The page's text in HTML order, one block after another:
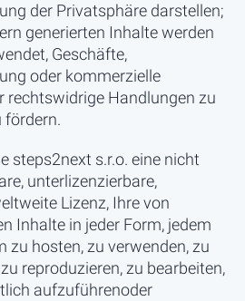
der Privatsphäre darstellen;
generierten Inhalte werden
Geschäfte,
oder kommerzielle
rechtswidrige Handlungen zu
fördern.
steps2next s.r.o. eine nicht
unterlizenzierbare,
Lizenz, Ihre von
Inhalte in jeder Form, jedem
zu hosten, zu verwenden, zu
reproduzieren, zu bearbeiten,
aufzuführenoder